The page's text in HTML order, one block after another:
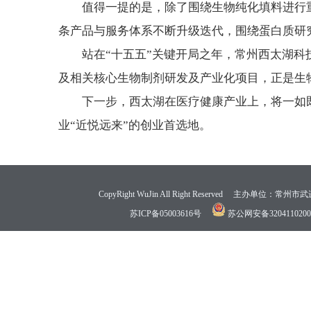
值得一提的是，除了围绕生物纯化填料进
条产品与服务体系不断升级迭代，围绕蛋白质
站在“十五五”关键开局之年，常州西太湖
及相关核心生物制剂研发及产业化项目，正是
下一步，西太湖在医疗健康产业上，将一
业“近悦远来”的创业首选地。
CopyRight WuJin All Right Reserved 主办单位：常州
苏ICP备05003616号
苏公网安备